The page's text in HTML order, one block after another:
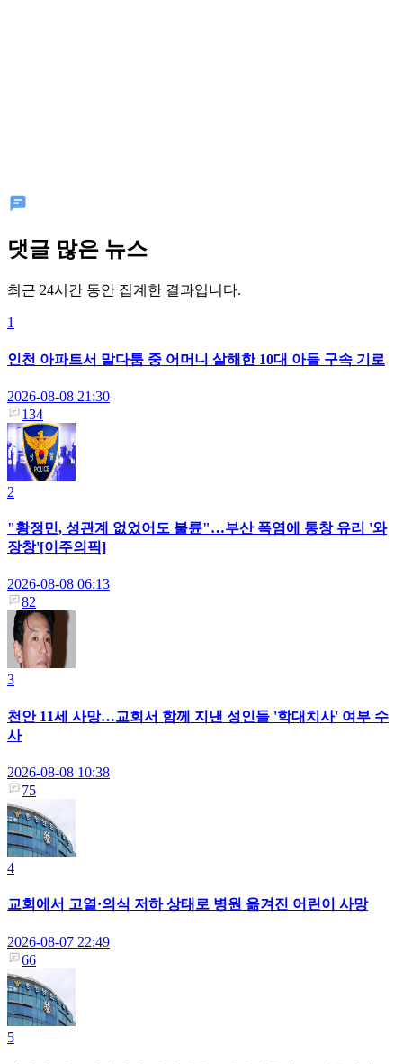
댓글 많은 뉴스
최근 24시간 동안 집계한 결과입니다.
1
인천 아파트서 말다툼 중 어머니 살해한 10대 아들 구속 기로
2026-08-08 21:30
134
2
"황정민, 성관계 없었어도 불륜"…부산 폭염에 통창 유리 '와
장창'[이주의픽]
2026-08-08 06:13
82
3
천안 11세 사망…교회서 함께 지낸 성인들 '학대치사' 여부 수
사
2026-08-08 10:38
75
4
교회에서 고열·의식 저하 상태로 병원 옮겨진 어린이 사망
2026-08-07 22:49
66
5